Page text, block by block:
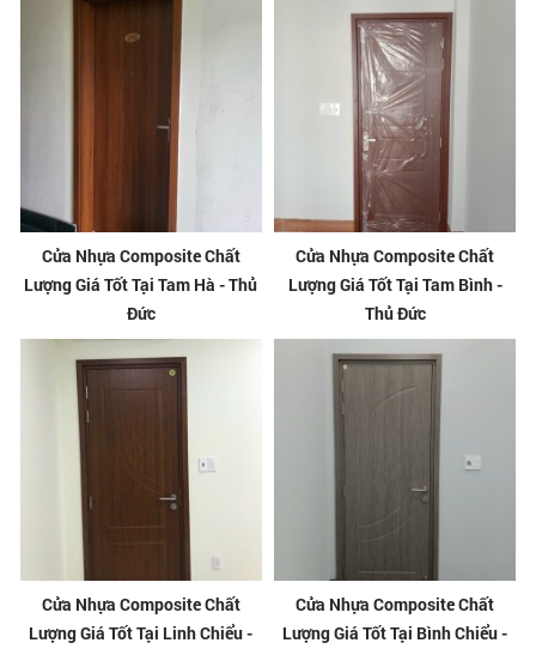
Cửa Nhựa Composite Chất
Lượng Giá Tốt Tại Tam Hà - Thủ
Đức
Cửa Nhựa Composite Chất
Lượng Giá Tốt Tại Tam Bình -
Thủ Đức
Cửa Nhựa Composite Chất
Lượng Giá Tốt Tại Linh Chiểu -
Cửa Nhựa Composite Chất
Lượng Giá Tốt Tại Bình Chiểu -